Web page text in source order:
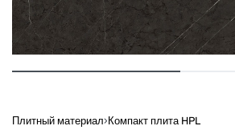
Плитный материал› Компакт плита HPL